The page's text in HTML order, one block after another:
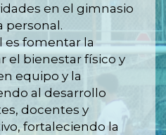
en el gimnasio
personal.
es fomentar la
el bienestar físico y
equipo y la
al desarrollo
docentes y
fortaleciendo la